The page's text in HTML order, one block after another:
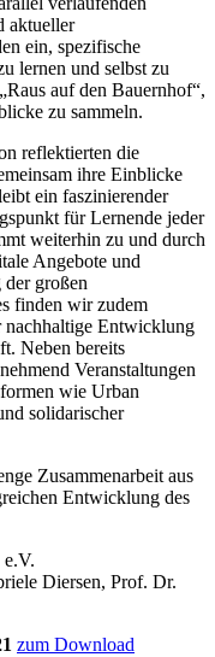
aktueller
ein, spezifische
lernen und selbst zu
auf den Bauernhof“,
zu sammeln.
reflektierten die
ihre Einblicke
ein faszinierender
für Lernende jeder
weiterhin zu und durch
Angebote und
großen
finden wir zudem
Entwicklung
Neben bereits
Veranstaltungen
wie Urban
solidarischer
Zusammenarbeit aus
Entwicklung des
Diersen, Prof. Dr.
zum Download